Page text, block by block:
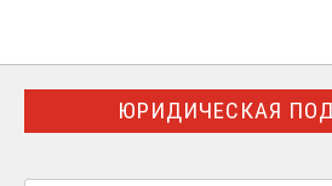
ЮРИДИЧЕСКАЯ